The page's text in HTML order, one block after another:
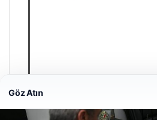
Enes Kaplan Avukatlık Bürosu
Göz Atın